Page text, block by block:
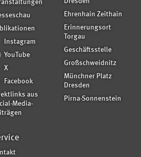
Instagram
YouTube
X
Facebook
aus
Media-
Dresden
Ehrenhain Zeithain
Erinnerungsort
Torgau
Geschäftsstelle
Großschweidnitz
Münchner Platz
Dresden
Pirna-Sonnenstein